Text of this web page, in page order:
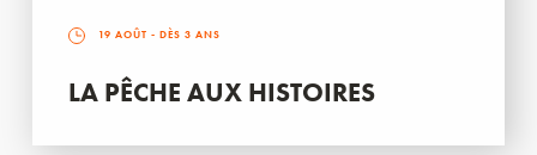
19 AOÛT - DÈS 3 ANS
LA PÊCHE AUX HISTOIRES